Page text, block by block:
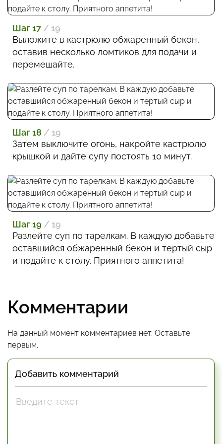
Шаг 17 / 19
Выложите в кастрюлю обжаренный бекон,
оставив несколько ломтиков для подачи и
перемешайте.
Шаг 18 / 19
Затем выключите огонь, накройте кастрюлю
крышкой и дайте супу постоять 10 минут.
Шаг 19 / 19
Разлейте суп по тарелкам. В каждую добавьте
оставшийся обжаренный бекон и тертый сыр
и подайте к столу. Приятного аппетита!
Комментарии
На данный момент комментариев нет. Оставьте
первым.
Добавить комментарий